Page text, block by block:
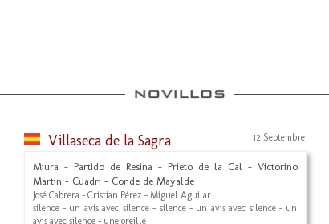
Villaseca de la Sagra 12 Septembre
Miura - Partido de Resina - Prieto de la Cal - Victorino
Martin - Cuadri - Conde de Mayalde
José Cabrera - Cristian Pérez - Miguel Aguilar
silence - un avis avec silence - silence - un avis avec silence - un
avis avec silence - une oreille